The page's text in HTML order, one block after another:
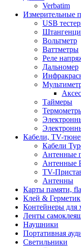
Verbatim
Измерительные
USB
Вольтметр
Ваттметры
Реле
Дальномер
Таймеры
Кабели, TV-
Кабели
Антенные
Антенные
TV-
Антенны
Карты памяти,
Клей & Герметик
Контейнеры для
Ленты
Наушники
Портативная
Светильники